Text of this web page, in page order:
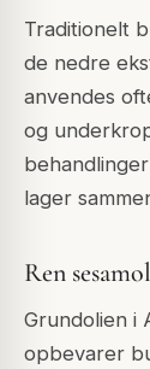
Traditionelt
de nedre
anvendes
og
lager
Ren
Grundolien i
opbevarer